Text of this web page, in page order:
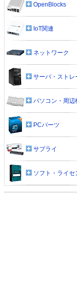
OpenBlocks
IoT関連
ネットワーク
サーバ・ストレ
パソコン・周辺
PCパーツ
サプライ
ソフト・ライセ